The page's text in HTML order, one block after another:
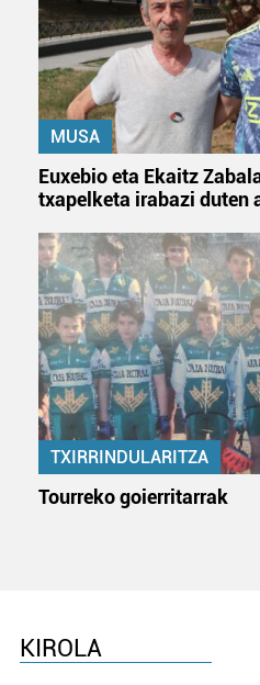
Lortu zure datu pertsonalak
buruzko informazio gehiago
datuen atalean. Edozein
zure baimena Cookieen
Webgune honek cookie
fitxategiak erabiltzen ditu.
zerbitzuak hobetzeko
baliatzen gara. Ohar hau
erabiltzeko baimen esplizitua
irakurri
MUSA
Euxebio eta Ekaitz
txapelketa irabazi duten
TXIRRINDULARITZA
Tourreko goierritarrak
KIROLA